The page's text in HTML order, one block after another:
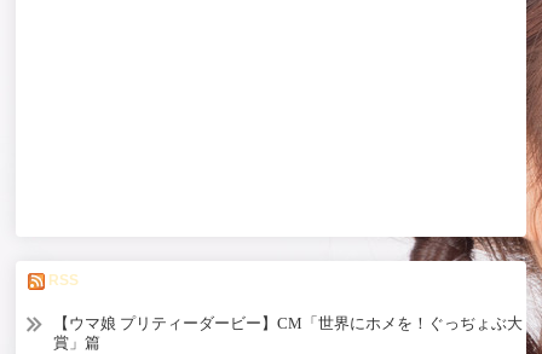
RSS
【ウマ娘 プリティーダービー】CM「世界にホメを！ぐっぢょぶ大
賞」篇